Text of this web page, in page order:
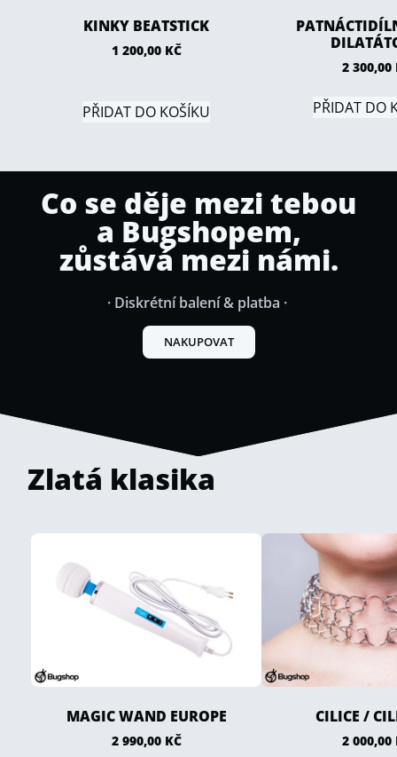
KINKY BEATSTICK
1 200,00 KČ
PŘIDAT DO KOŠÍKU
2 300,00
PŘIDAT DO
Co se děje mezi tebou
a Bugshopem,
zůstává mezi námi.
· Diskrétní balení & platba ·
NAKUPOVAT
Zlatá klasika
MAGIC WAND EUROPE
2 990,00 KČ
CILICE /
2 000,00